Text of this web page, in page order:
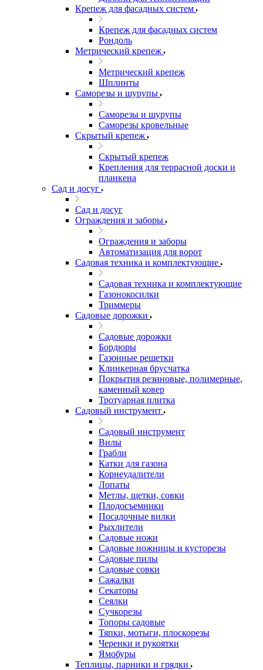
Крепеж для фасадных систем
Крепеж для фасадных систем
Рондоль
Метрический крепеж
Метрический крепеж
Шплинты
Саморезы и шурупы
Саморезы и шурупы
Саморезы кровельные
Скрытый крепеж
Скрытый крепеж
Крепления для террасной доски и
планкена
Сад и досуг
Сад и досуг
Ограждения и заборы
Ограждения и заборы
Автоматизация для ворот
Садовая техника и комплектующие
Садовая техника и комплектующие
Газонокосилки
Триммеры
Садовые дорожки
Садовые дорожки
Бордюры
Газонные решетки
Клинкерная брусчатка
Покрытия резиновые, полимерные,
каменный ковер
Тротуарная плитка
Садовый инструмент
Садовый инструмент
Вилы
Грабли
Катки для газона
Корнеудалители
Лопаты
Метлы, щетки, совки
Плодосъемники
Посадочные вилки
Рыхлители
Садовые ножи
Садовые ножницы и кусторезы
Садовые пилы
Садовые совки
Сажалки
Секаторы
Сеялки
Сучкорезы
Топоры садовые
Тяпки, мотыги, плоскорезы
Черенки и рукоятки
Ямобуры
Теплицы, парники и грядки